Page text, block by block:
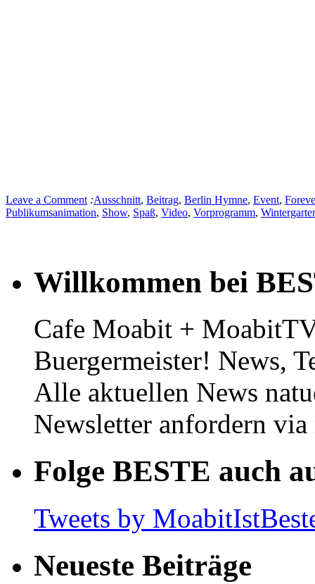
Leave a Comment :Ausschnitt, Beitrag, Berlin Hymne, Event,
Publikumsanimation, Show, Spaß, Video, Vorprogramm,
Willkommen bei
Cafe Moabit +
Buergermeister! News,
Alle aktuellen News
Newsletter anfordern
Folge BESTE auch
Tweets by
Neueste Beiträge